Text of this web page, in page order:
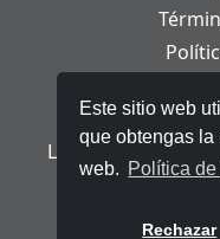
Este sitio web
que obtengas la
web. Política
Rechazar
Ley Orgánica de
© 2025 Telerama -